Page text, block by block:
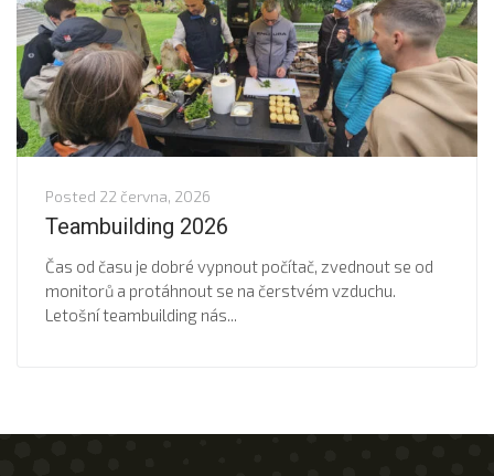
Posted 22 června, 2026
Teambuilding 2026
Čas od času je dobré vypnout počítač, zvednout se od
monitorů a protáhnout se na čerstvém vzduchu.
Letošní teambuilding nás...